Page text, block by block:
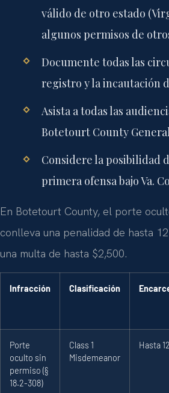
válido de otro estado
algunos permisos de
Documente todas las
registro y la incautación
Asista a todas las
Botetourt County
Considere la posibilidad
primera ofensa bajo Va.
En Botetourt County, el porte
conlleva una penalidad de hasta
una multa de hasta $2,500.
Infracción Clasificación
Porte
oculto sin
permiso (§
18.2-308)
Class 1
Misdemeanor
Hasta